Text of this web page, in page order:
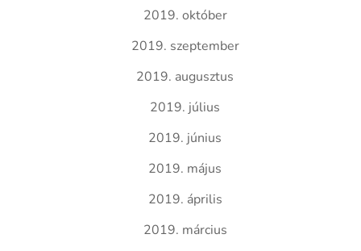
2019. október
2019. szeptember
2019. augusztus
2019. július
2019. június
2019. május
2019. április
2019. március